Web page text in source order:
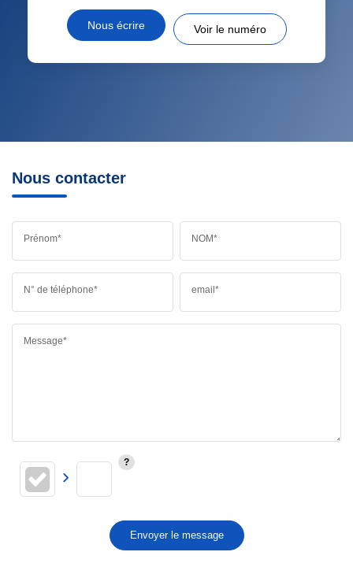
Nous écrire Voir le numéro
Nous contacter
Prénom* NOM*
N° de téléphone* email*
Message*
Envoyer le message